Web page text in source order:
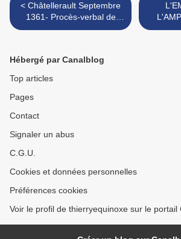
< Châtellerault Septembre
1361- Procès-verbal de
délivrance à Jean Chandos-
Hébergé par Canalblog
Top articles
Pages
Contact
Signaler un abus
C.G.U.
Cookies et données personnelles
Préférences cookies
Voir le profil de thierryequinoxe sur le portail